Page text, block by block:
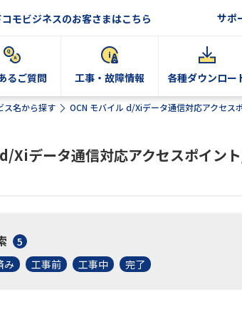
モビジネスのお客さまはこちら サポ
るご質問 工事・故障情報 各種ダウンロー
ス名から探す OCN モバイル d/Xiデータ通信対応アクセス
Xiデータ通信対応アクセスポイン
5
み 工事前 工事中 完了